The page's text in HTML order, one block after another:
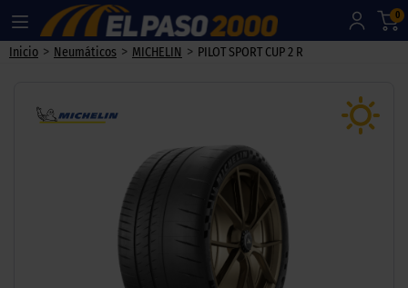
0
Inicio > Neumáticos > MICHELIN > PILOT SPORT CUP 2 R